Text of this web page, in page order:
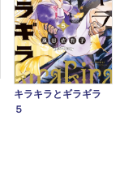
キラキラとギラギラ
５